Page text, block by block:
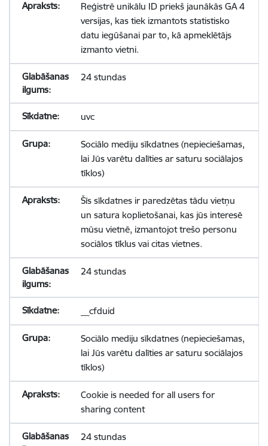
Reģistrē unikālu ID priekš jaunākās GA 4
versijas, kas tiek izmantots statistisko
datu iegūšanai par to, kā apmeklētājs
izmanto vietni.
24 stundas
uvc
Sociālo mediju sīkdatnes (nepieciešamas,
lai Jūs varētu dalīties ar saturu sociālajos
tīklos)
Šīs sīkdatnes ir paredzētas tādu vietņu
un satura koplietošanai, kas jūs interesē
mūsu vietnē, izmantojot trešo personu
sociālos tīklus vai citas vietnes.
24 stundas
__cfduid
Sociālo mediju sīkdatnes (nepieciešamas,
lai Jūs varētu dalīties ar saturu sociālajos
tīklos)
Cookie is needed for all users for
sharing content
24 stundas